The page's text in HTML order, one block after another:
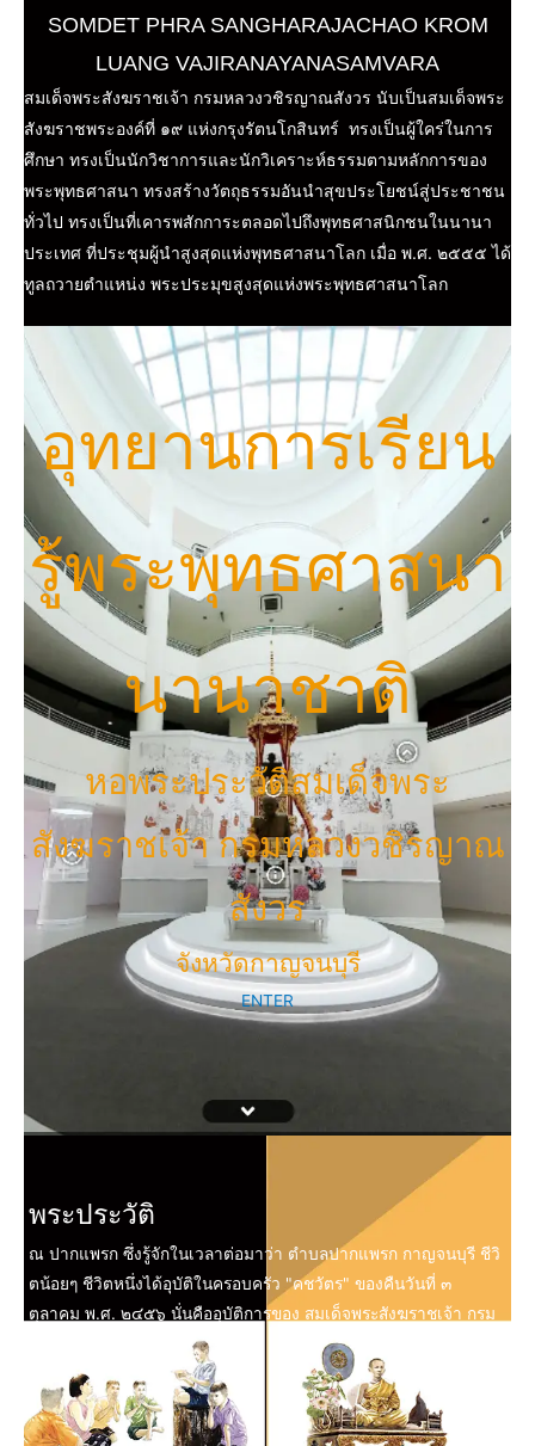
SOMDET PHRA SANGHARAJACHAO KROM
LUANG VAJIRANAYANASAMVARA
สมเด็จพระสังฆราชเจ้า กรมหลวงวชิรญาณสังวร นับเป็นสมเด็จพระ
สังฆราชพระองค์ที่ ๑๙ แห่งกรุงรัตนโกสินทร์ ทรงเป็นผู้ใคร่ในการ
ศึกษา ทรงเป็นนักวิชาการและนักวิเคราะห์ธรรมตามหลักการของ
พระพุทธศาสนา ทรงสร้างวัตถุธรรมอันนำสุขประโยชน์สู่ประชาชน
ทั่วไป ทรงเป็นที่เคารพสักการะตลอดไปถึงพุทธศาสนิกชนในนานา
ประเทศ ที่ประชุมผู้นำสูงสุดแห่งพุทธศาสนาโลก เมื่อ พ.ศ. ๒๕๕๕ ได้
ทูลถวายตำแหน่ง พระประมุขสูงสุดแห่งพระพุทธศาสนาโลก
อุทยานการเรียน
รู้พระพุทธศาสนา
นานาชาติ
หอพระประวัติสมเด็จพระ
สังฆราชเจ้า กรมหลวงวชิรญาณ
สังวร
จังหวัดกาญจนบุรี
ENTER
พระประวัติ
ณ ปากแพรก ซึ่งรู้จักในเวลาต่อมาว่า ตำบลปากแพรก กาญจนบุรี ชีวิ
ตน้อยๆ ชีวิตหนึ่งได้อุบัติในครอบครัว "คชวัตร" ของคืนวันที่ ๓
ตุลาคม พ.ศ. ๒๔๕๖ นั่นคืออุบัติการของ สมเด็จพระสังฆราชเจ้า กรม
หลวงวชิรญาณสังวร.....